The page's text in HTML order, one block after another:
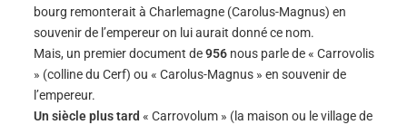
bourg remonterait à Charlemagne (Carolus-Magnus) en
souvenir de l’empereur on lui aurait donné ce nom.
Mais, un premier document de956 nous parle de « Carrovolis
» (colline du Cerf) ou « Carolus-Magnus » en souvenir de
l’empereur.
Un siècle plus tard « Carrovolum » (la maison ou le village de